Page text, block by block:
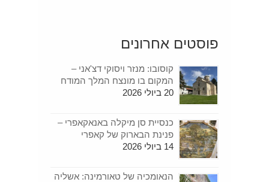
פוסטים אחרונים
קוסובו: מנזר ויסוקי דצ'אני –
המקום בו מונצח המלך המודח
20 ביולי 2026
כנסיית סן מיקלה באנאקאפרי –
פנינת הבארוק של קאפרי
14 ביולי 2026
הנאומכיה של טאורמינה: אשליה